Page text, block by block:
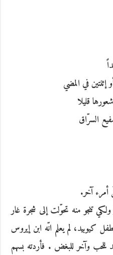
في المضي
قليلا
السرّاق
آخر.
تنجو منه تحوّلت إلى شجرة غار
كيوبيد، لم يعلم انّه ابن إيروس
للحب وآخر للبغض . فأردته بسهم